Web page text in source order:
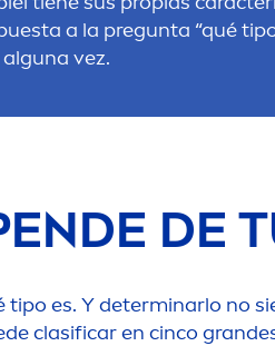
a la pregunta “qué
vez.
DE
tipo es. Y determinarlo no
clasificar en cinco